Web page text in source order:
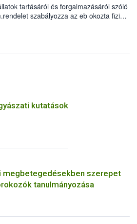
tartásáról és forgalmazásáról szóló
szabályozza az eb okozta fizikai
keletkezésekor felmerülő
a veszélyes eb tartását és annak
megítélésében jártas szakértőt.
kutatások
megbetegedésekben szerepet
tanulmányozása